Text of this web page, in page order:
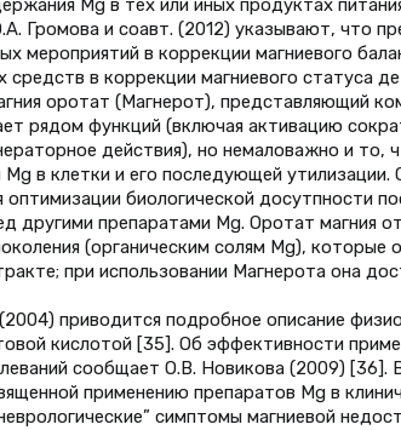
Mg в тех или иных продуктах
Громова и соавт. (2012) указывают, что
мероприятий в коррекции магниевого
средств в коррекции магниевого статуса
оротат (Магнерот), представляющий
рядом функций (включая активацию
действия), но немаловажно и то,
в клетки и его последующей
оптимизации биологической досутпности
другими препаратами Mg. Оротат магния
(органическим солям Mg), которые
при использовании Магнерота она
приводится подробное описание
кислотой [35]. Об эффективности
сообщает О.В. Новикова (2009) [36].
применению препаратов Mg в
симптомы магниевой